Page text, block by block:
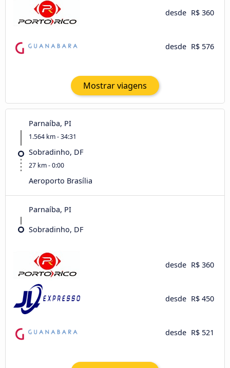
desde R$ 360
desde R$ 576
Mostrar viagens
Parnaíba, PI
1.564 km - 34:31
Sobradinho, DF
27 km - 0:00
Aeroporto Brasília
Parnaíba, PI
Sobradinho, DF
desde R$ 360
desde R$ 450
desde R$ 521